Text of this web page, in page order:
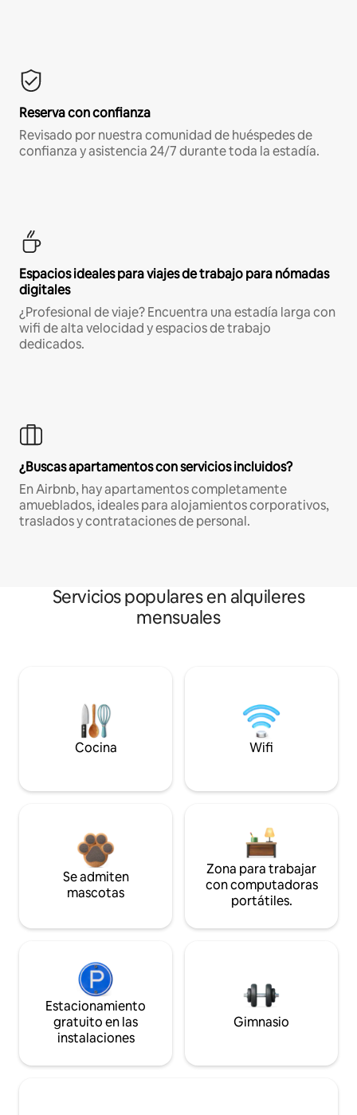
Reserva con confianza
Revisado por nuestra comunidad de huéspedes de
confianza y asistencia 24/7 durante toda la estadía.
Espacios ideales para viajes de trabajo para nómadas
digitales
¿Profesional de viaje? Encuentra una estadía larga con
wifi de alta velocidad y espacios de trabajo
dedicados.
¿Buscas apartamentos con servicios incluidos?
En Airbnb, hay apartamentos completamente
amueblados, ideales para alojamientos corporativos,
traslados y contrataciones de personal.
Servicios populares en alquileres
mensuales
Cocina Wifi
Se admiten
mascotas
Zona para trabajar
con computadoras
portátiles.
Estacionamiento
gratuito en las
instalaciones
Gimnasio